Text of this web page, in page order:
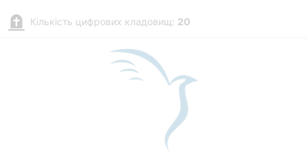
Кількість цифрових кладовищ: 20